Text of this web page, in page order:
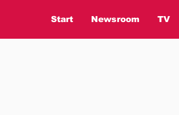
Start Newsroom TV